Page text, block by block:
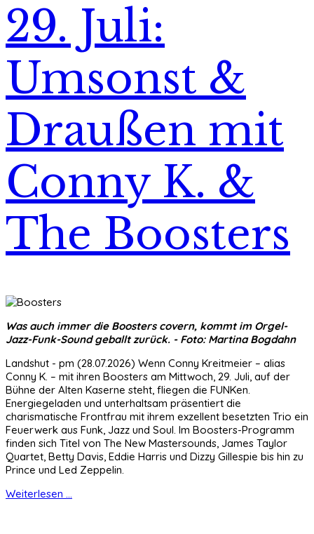
29. Juli:
Umsonst &
Draußen mit
Conny K. &
The Boosters
Was auch immer die Boosters covern, kommt im Orgel-
Jazz-Funk-Sound geballt zurück. - Foto: Martina Bogdahn
Landshut - pm (28.07.2026) Wenn Conny Kreitmeier – alias
Conny K. – mit ihren Boosters am Mittwoch, 29. Juli, auf der
Bühne der Alten Kaserne steht, fliegen die FUNKen.
Energiegeladen und unterhaltsam präsentiert die
charismatische Frontfrau mit ihrem exzellent besetzten Trio ein
Feuerwerk aus Funk, Jazz und Soul. Im Boosters-Programm
finden sich Titel von The New Mastersounds, James Taylor
Quartet, Betty Davis, Eddie Harris und Dizzy Gillespie bis hin zu
Prince und Led Zeppelin.
Weiterlesen ...